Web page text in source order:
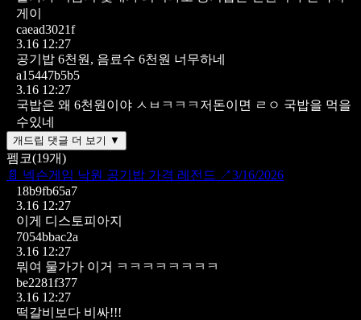
게이
caead3021f
3.16 12:27
공기밥 6천원, 음료수 6천원 너무하네
a15447b5b5
3.16 12:27
국밥은 왜 6천원이야 ㅅㅂㅋㅋㅋ저돈이면 ㄹㅇ 국밥을 먹을
수있네
개드립 댓글 더 보기 ▼
펨코(19개)
📄 넥슨게임 낙원 공기밥 가격 레전드 ↗3/16/2026
18b9fb65a7
3.16 12:27
이게 디스토피아지
7054bbac2a
3.16 12:27
뭐여 물가가 이거 ㅋㅋㅋㅋㅋㅋㅋㅋ
be2281f377
3.16 12:27
떡갈비보다 비싸!!!